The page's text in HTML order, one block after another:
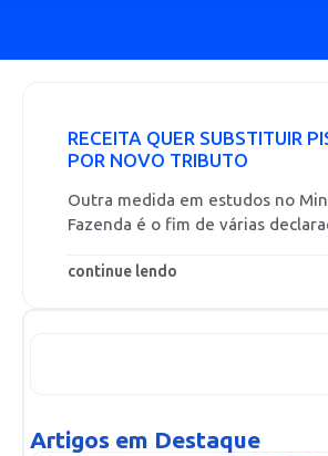
RECEITA QUER SUBSTITUIR
POR NOVO TRIBUTO
Outra medida em estudos no
Fazenda é o fim de várias
continue lendo
Artigos em Destaque